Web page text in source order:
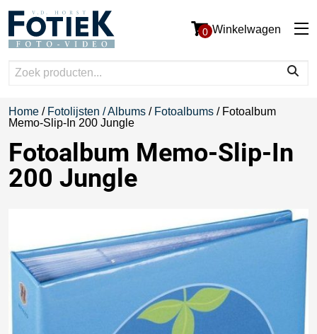
0 Winkelwagen
Home / Fotolijsten / Albums / Fotoalbums / Fotoalbum
Memo-Slip-In 200 Jungle
Fotoalbum Memo-Slip-In
200 Jungle